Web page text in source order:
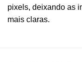
pixels, deixando as
mais claras.